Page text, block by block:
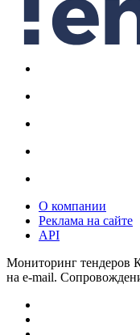
О компании
Реклама на сайте
API
Мониторинг тендеров
на e-mail.